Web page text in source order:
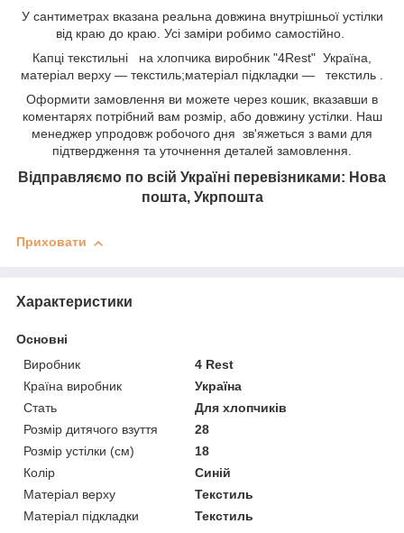
У сантиметрах вказана реальна довжина внутрішньої устілки
від краю до краю. Усі заміри робимо самостійно.
Капці текстильні на хлопчика виробник "4Rest" Україна,
матеріал верху — текстиль;матеріал підкладки — текстиль
Оформити замовлення ви можете через кошик, вказавши в
коментарях потрібний вам розмір, або довжину устілки. Наш
менеджер упродовж робочого дня зв'яжеться з вами для
підтвердження та уточнення деталей замовлення.
Відправляємо по всій Україні перевізниками: Нова
пошта, Укрпошта
Приховати
Характеристики
Основні
Виробник
4 Rest
Країна виробник
Україна
Стать
Для хлопчиків
Розмір дитячого взуття
28
Розмір устілки (см)
18
Колір
Синій
Матеріал верху
Текстиль
Матеріал підкладки
Текстиль